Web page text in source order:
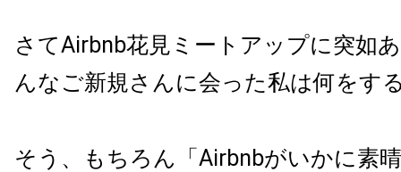
さてAirbnb花見ミートアップに突如
んなご新規さんに会った私は何をす
そう、もちろん「Airbnbがいかに素